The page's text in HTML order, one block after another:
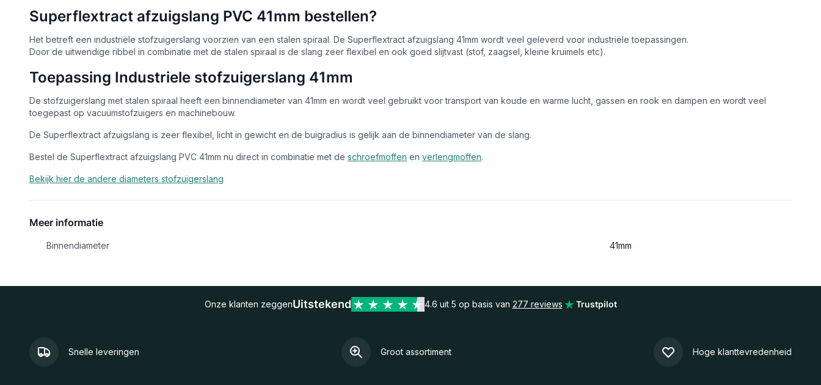
Superflextract afzuigslang PVC 41mm bestellen?
Het betreft een industriële stofzuigerslang voorzien van een stalen spiraal. De Superflextract afzuigslang 41mm wordt veel geleverd voor industriële toepassingen.
Door de uitwendige ribbel in combinatie met de stalen spiraal is de slang zeer flexibel en ook goed slijtvast (stof, zaagsel, kleine kruimels etc).
Toepassing Industriele stofzuigerslang 41mm
De stofzuigerslang met stalen spiraal heeft een binnendiameter van 41mm en wordt veel gebruikt voor transport van koude en warme lucht, gassen en rook en dampen en wordt veel
toegepast op vacuümstofzuigers en machinebouw.
De Superflextract afzuigslang is zeer flexibel, licht in gewicht en de buigradius is gelijk aan de binnendiameter van de slang.
Bestel de Superflextract afzuigslang PVC 41mm nu direct in combinatie met de schroefmoffen en verlengmoffen.
Bekijk hier de andere diameters stofzuigerslang
Meer informatie
Binnendiameter 41mm
Onze klanten zeggenUitstekend 4.6 uit 5 op basis van 277 reviews Trustpilot
Snelle leveringen Groot assortiment Hoge klanttevredenheid